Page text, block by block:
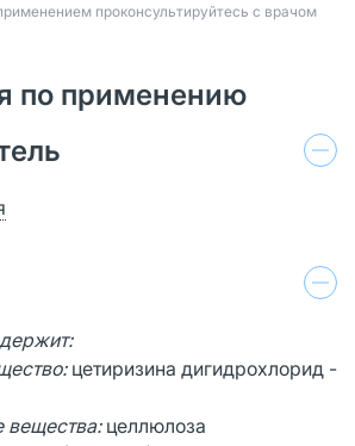
проконсультируйтесь с врачом
по применению
цетиризина дигидрохлорид -
вещества:целлюлоза